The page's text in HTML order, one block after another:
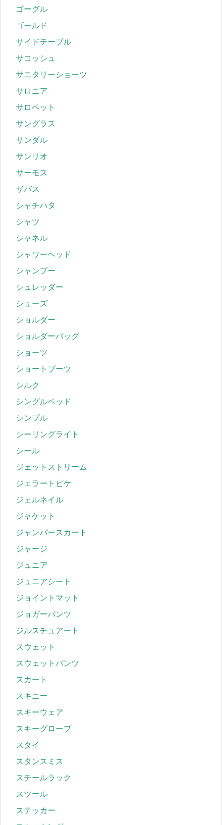
ゴーグル
ゴールド
サイドテーブル
サコッシュ
サニタリーショーツ
サロニア
サロペット
サングラス
サンダル
サンリオ
サーモス
ザバス
シャチハタ
シャツ
シャネル
シャワーヘッド
シャンプー
シュレッダー
シューズ
ショルダー
ショルダーバッグ
ショーツ
ショートブーツ
シルク
シングルベッド
シンプル
シーリングライト
シール
ジェットストリーム
ジェラートピケ
ジェルネイル
ジャケット
ジャンパースカート
ジャージ
ジュニア
ジュニアシート
ジョイントマット
ジョガーパンツ
ジルスチュアート
スウェット
スウェットパンツ
スカート
スキニー
スキーウェア
スキーグローブ
スタイ
スタンスミス
スチールラック
スツール
ステッカー